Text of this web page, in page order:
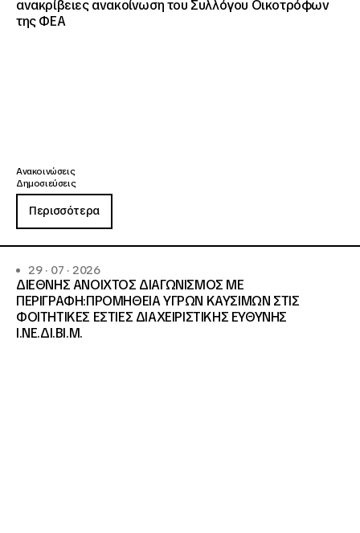
ανακρίβειες ανακοίνωση του Συλλόγου Οικοτρόφων
της ΦΕΑ
Ανακοινώσεις
Δημοσιεύσεις
Περισσότερα
29 · 07 · 2026
ΔΙΕΘΝΗΣ ΑΝΟΙΧΤΟΣ ΔΙΑΓΩΝΙΣΜΟΣ ΜΕ
ΠΕΡΙΓΡΑΦΗ:ΠΡΟΜΗΘΕΙΑ ΥΓΡΩΝ ΚΑΥΣΙΜΩΝ ΣΤΙΣ
ΦΟΙΤΗΤΙΚΕΣ ΕΣΤΙΕΣ ΔΙΑΧΕΙΡΙΣΤΙΚΗΣ ΕΥΘΥΝΗΣ
Ι.ΝΕ.ΔΙ.ΒΙ.Μ.